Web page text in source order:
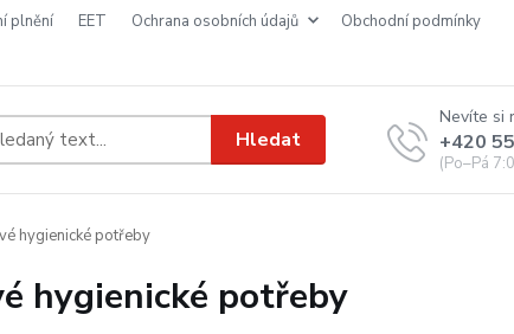
plnění EET ochrana osobních údajů
obchodní podmínky
Hledat
Nevíte si
+420
(Po–Pá
hygienické potřeby
hygienické potřeby